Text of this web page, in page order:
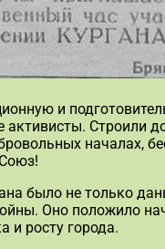
и
Строили
началах,
было не только
Оно положило
и росту города.